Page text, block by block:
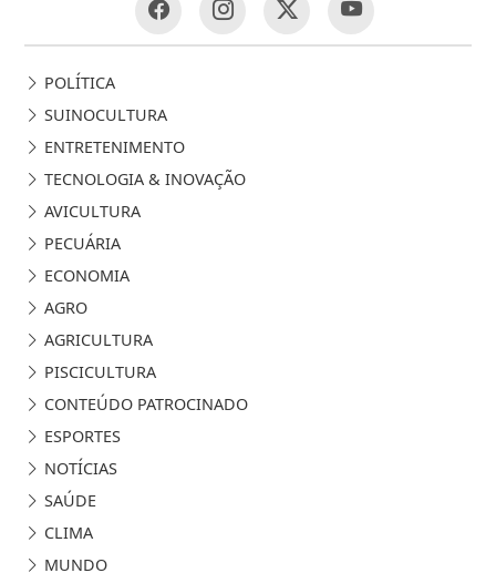
POLÍTICA
TECNOLOGIA & INOVAÇÃO
PECUÁRIA
CONTEÚDO PATROCINADO
NOTÍCIAS
SAÚDE